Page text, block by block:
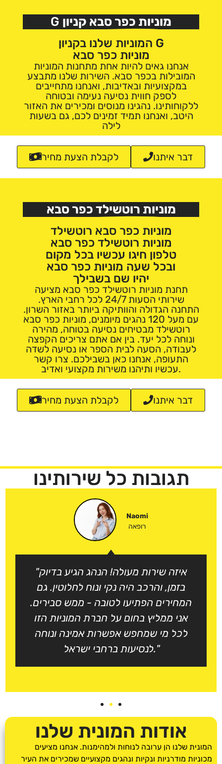
G מוניות כפר סבא קניון
המוניות שלנו בקניון G
מוניות כפר סבא
אנחנו גאים להיות אחת מתחנות המוניות
המובילות בכפר סבא. השירות שלנו מתבצע
במקצועיות ובאדיבות, ואנחנו מתחייבים
לספק חווית נסיעה נעימה ובטוחה
ללקוחותינו. נהגינו מנוסים ומכירים את האזור
היטב, ואנחנו תמיד זמינים לכם, גם בשעות
לילה
לקבלת הצעת מחיר דבר איתנו
מוניות רוטשילד כפר סבא
מוניות כפר סבא רוטשילד
מוניות רוטשילד כפר סבא
טלפון חיגו עכשיו בכל מקום
ובכל שעה מוניות כפר סבא
יהיו שם בשבילך
תחנת מוניות רוטשילד כפר סבא מציעה
שירותי הסעות 24/7 לכל רחבי הארץ.
התחנה הגדולה והוותיקה ביותר באזור השרון.
עם מעל 120 נהגים מיומנים, מוניות כפר סבא
רוטשילד מבטיחים נסיעה בטוחה, מהירה
ונוחה לכל יעד. בין אם אתם צריכים הקפצה
לעבודה, הסעה לבית הספר או נסיעה לשדה
התעופה, אנחנו כאן בשבילכם. צרו קשר
עכשיו ותיהנו משירות מקצועי ואדיב.
לקבלת הצעת מחיר דבר איתנו
תגובות כל שירותינו
"איזה שירות מעולה! הנהג הגיע בדיוק
בזמן, והרכב היה נקי ונוח לחלוטין. גם
המחירים הפתיעו לטובה - ממש סבירים.
אני ממליץ בחום על חברת המוניות הזו
לכל מי שמחפש אפשרות אמינה ונוחה
לנסיעות ברחבי ישראל."
Naomi
רופאה
אודות המונית שלנו
המונית שלנו הן ערובה לנוחות ולמהימנות. אנחנו מציעים
מכוניות מודרניות ונקיות ונהגים מקצועיים שמכירים את העיר